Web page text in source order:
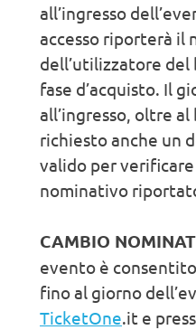
all’ingresso
accesso riporterà il
dell’utilizzatore
fase d’acquisto. Il
all’ingresso, oltre
richiesto anche un
valido per
nominativo
CAMBIO
evento è
fino al giorno
TicketOne.it e